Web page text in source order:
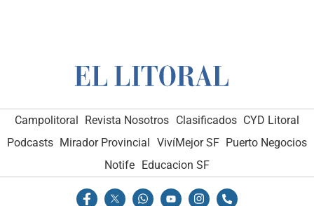
Campolitoral Revista Nosotros Clasificados CYD Litoral
Podcasts Mirador Provincial VivíMejor SF Puerto Negocios
Notife Educacion SF